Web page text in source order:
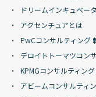
ドリームインキュベー
アクセンチュアとは
PwCコンサルティング
デロイトトーマツコン
KPMGコンサルティン
アビームコンサルティ